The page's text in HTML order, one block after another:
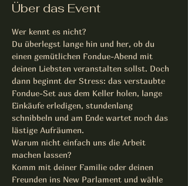
Über das Event
Wer kennt es nicht?
Du überlegst lange hin und her, ob du
einen gemütlichen Fondue-Abend mit
deinen Liebsten veranstalten sollst. Doch
dann beginnt der Stress: das verstaubte
Fondue-Set aus dem Keller holen, lange
Einkäufe erledigen, stundenlang
schnibbeln und am Ende wartet noch das
lästige Aufräumen.
Warum nicht einfach uns die Arbeit
machen lassen?
Komm mit deiner Familie oder deinen
Freunden ins New Parlament und wähle